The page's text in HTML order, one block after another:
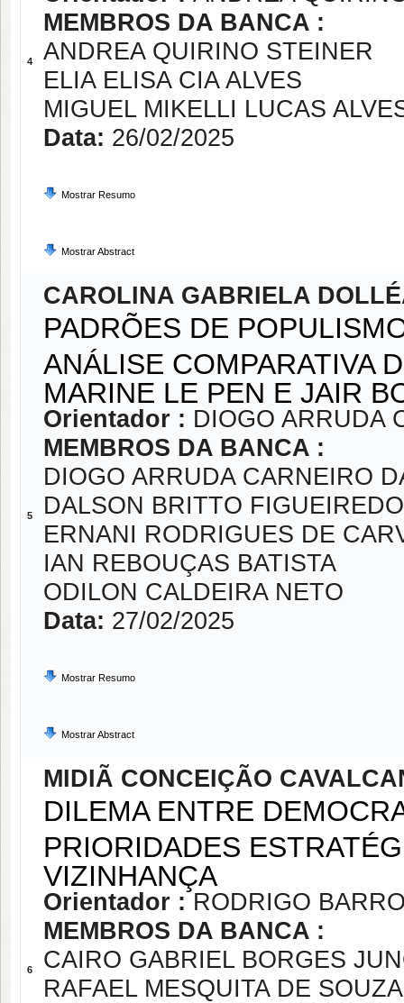
4
MEMBROS DA BANCA :
ANDREA QUIRINO STEINER
ELIA ELISA CIA ALVES
MIGUEL MIKELLI LUCAS
Data: 26/02/2025
Mostrar Resumo
Mostrar Abstract
5
CAROLINA GABRIELA
PADRÕES DE
ANÁLISE COMPARATIVA
MARINE LE PEN E JAIR
Orientador : DIOGO ARRUDA
MEMBROS DA BANCA :
DIOGO ARRUDA CARNEIRO
DALSON BRITTO
ERNANI RODRIGUES DE
IAN REBOUÇAS BATISTA
ODILON CALDEIRA NETO
Data: 27/02/2025
Mostrar Resumo
Mostrar Abstract
6
MIDIÃ CONCEIÇÃO
DILEMA ENTRE
PRIORIDADES
VIZINHANÇA
Orientador : RODRIGO
MEMBROS DA BANCA :
CAIRO GABRIEL BORGES
RAFAEL MESQUITA DE